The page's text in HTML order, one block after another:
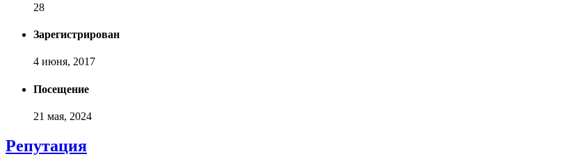
28
Зарегистрирован
4 июня, 2017
Посещение
21 мая, 2024
Репутация